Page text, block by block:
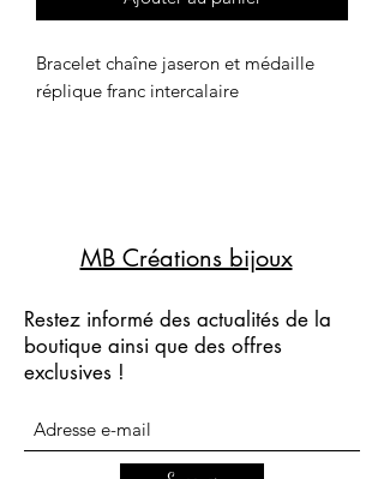
Bracelet chaîne jaseron et médaille
réplique franc intercalaire
MB Créations bijoux
Restez informé des actualités de la
boutique ainsi que des offres
exclusives !